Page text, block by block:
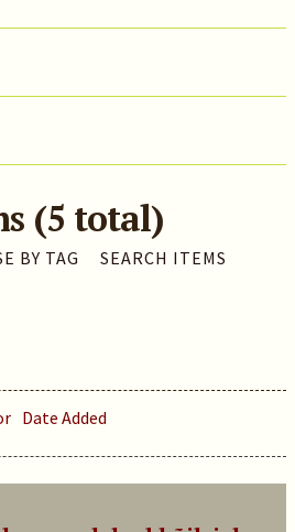
(5 total)
BY TAG
SEARCH ITEMS
Date Added